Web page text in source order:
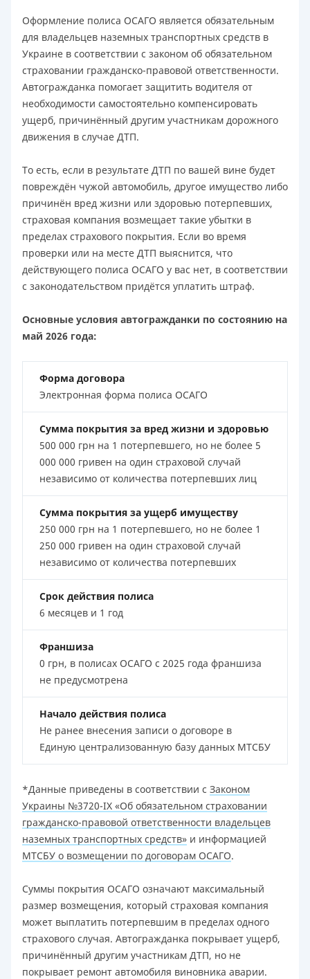
Оформление полиса ОСАГО является обязательным
для владельцев наземных транспортных средств в
Украине в соответствии с законом об обязательном
страховании гражданско-правовой ответственности.
Автогражданка помогает защитить водителя от
необходимости самостоятельно компенсировать
ущерб, причинённый другим участникам дорожного
движения в случае ДТП.
То есть, если в результате ДТП по вашей вине будет
повреждён чужой автомобиль, другое имущество либо
причинён вред жизни или здоровью потерпевших,
страховая компания возмещает такие убытки в
пределах страхового покрытия. Если во время
проверки или на месте ДТП выяснится, что
действующего полиса ОСАГО у вас нет, в соответствии
с законодательством придётся уплатить штраф.
Основные условия автогражданки по состоянию на
май 2026 года:
Форма договора
Электронная форма полиса ОСАГО
Сумма покрытия за вред жизни и здоровью
500 000 грн на 1 потерпевшего, но не более 5
000 000 гривен на один страховой случай
независимо от количества потерпевших лиц
Сумма покрытия за ущерб имуществу
250 000 грн на 1 потерпевшего, но не более 1
250 000 гривен на один страховой случай
независимо от количества потерпевших
Срок действия полиса
6 месяцев и 1 год
Франшиза
0 грн, в полисах ОСАГО с 2025 года франшиза
не предусмотрена
Начало действия полиса
Не ранее внесения записи о договоре в
Единую централизованную базу данных МТСБУ
*Данные приведены в соответствии с Законом
Украины №3720-IX «Об обязательном страховании
гражданско-правовой ответственности владельцев
наземных транспортных средств» и информацией
МТСБУ о возмещении по договорам ОСАГО.
Суммы покрытия ОСАГО означают максимальный
размер возмещения, который страховая компания
может выплатить потерпевшим в пределах одного
страхового случая. Автогражданка покрывает ущерб,
причинённый другим участникам ДТП, но не
покрывает ремонт автомобиля виновника аварии.